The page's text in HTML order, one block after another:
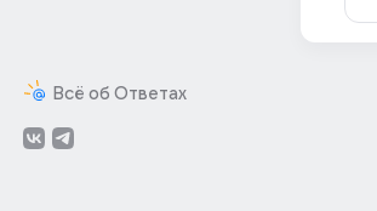
Всё об Ответах